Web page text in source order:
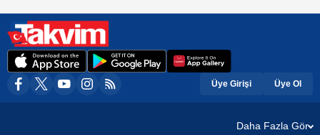
Üye Girişi Üye Ol
Daha Fazla Gör